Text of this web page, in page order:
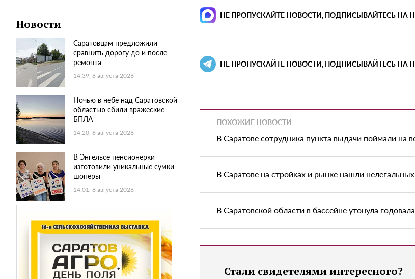
Новости
Саратовцам предложили
сравнить дорогу до и после
ремонта
14:39, 8 августа 2026
Ночью в небе над Саратовской
областью сбили вражеские
БПЛА
14:20, 8 августа 2026
В Энгельсе пенсионерки
изготовили уникальные сумки-
шоперы
14:01, 8 августа 2026
НЕ ПРОПУСКАЙТЕ НОВОСТИ, ПОДПИСЫВАЙТЕСЬ НА
НЕ ПРОПУСКАЙТЕ НОВОСТИ, ПОДПИСЫВАЙТЕСЬ НА
ПОХОЖИЕ НОВОСТИ
В Саратове сотрудника пункта выдачи поймали на
В Саратове на стройках и рынке нашли
В Саратовской области в бассейне утонула
Стали свидетелями интересного?